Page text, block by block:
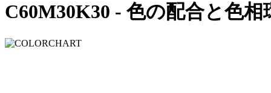
C60M30K30 - 色の配合と色相